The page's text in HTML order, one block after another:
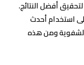
أفضل النتائج.
استخدام أحدث
الشفوية ومن هذه